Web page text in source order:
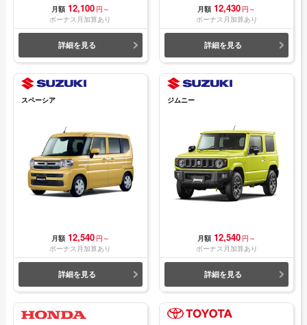
月額 12,100 円～
ボーナス月加算あり
詳細を見る
月額 12,430 円～
ボーナス月加算あり
詳細を見る
スペーシア
月額 12,540 円～
ボーナス月加算あり
詳細を見る
ジムニー
月額 12,540 円～
ボーナス月加算あり
詳細を見る